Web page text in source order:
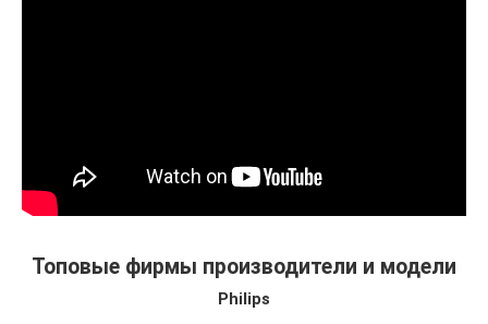
Топовые фирмы производители и модели
Philips